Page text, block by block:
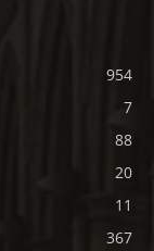
954
7
88
20
11
367